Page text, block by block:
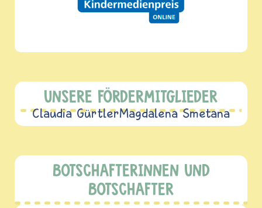
UNSERE FÖRDERMITGLIEDER
Claudia GürtlerMagdalena Smetana
BOTSCHAFTERINNEN UND
BOTSCHAFTER